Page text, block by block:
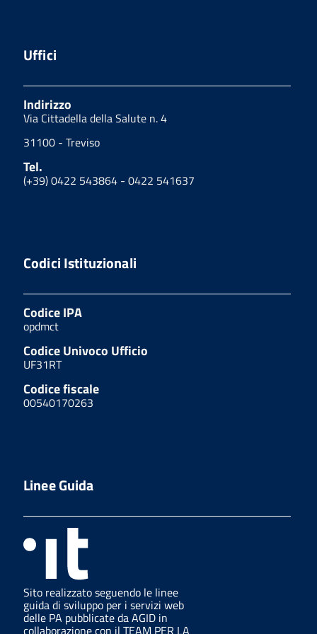
Uffici
Indirizzo
Via Cittadella della Salute n. 4
31100 - Treviso
Tel.
(+39) 0422 543864 - 0422 541637
Codici Istituzionali
Codice IPA
opdmct
Codice Univoco Ufficio
UF31RT
Codice fiscale
00540170263
Linee Guida
Sito realizzato seguendo le linee
guida di sviluppo per i servizi web
delle PA pubblicate da AGID in
collaborazione con il TEAM PER LA